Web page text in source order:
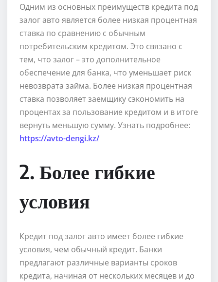
Одним из основных преимуществ кредита под
залог авто является более низкая процентная
ставка по сравнению с обычным
потребительским кредитом. Это связано с
тем, что залог – это дополнительное
обеспечение для банка, что уменьшает риск
невозврата займа. Более низкая процентная
ставка позволяет заемщику сэкономить на
процентах за пользование кредитом и в итоге
вернуть меньшую сумму. Узнать подробнее:
https://avto-dengi.kz/
2. Более гибкие
условия
Кредит под залог авто имеет более гибкие
условия, чем обычный кредит. Банки
предлагают различные варианты сроков
кредита, начиная от нескольких месяцев и до